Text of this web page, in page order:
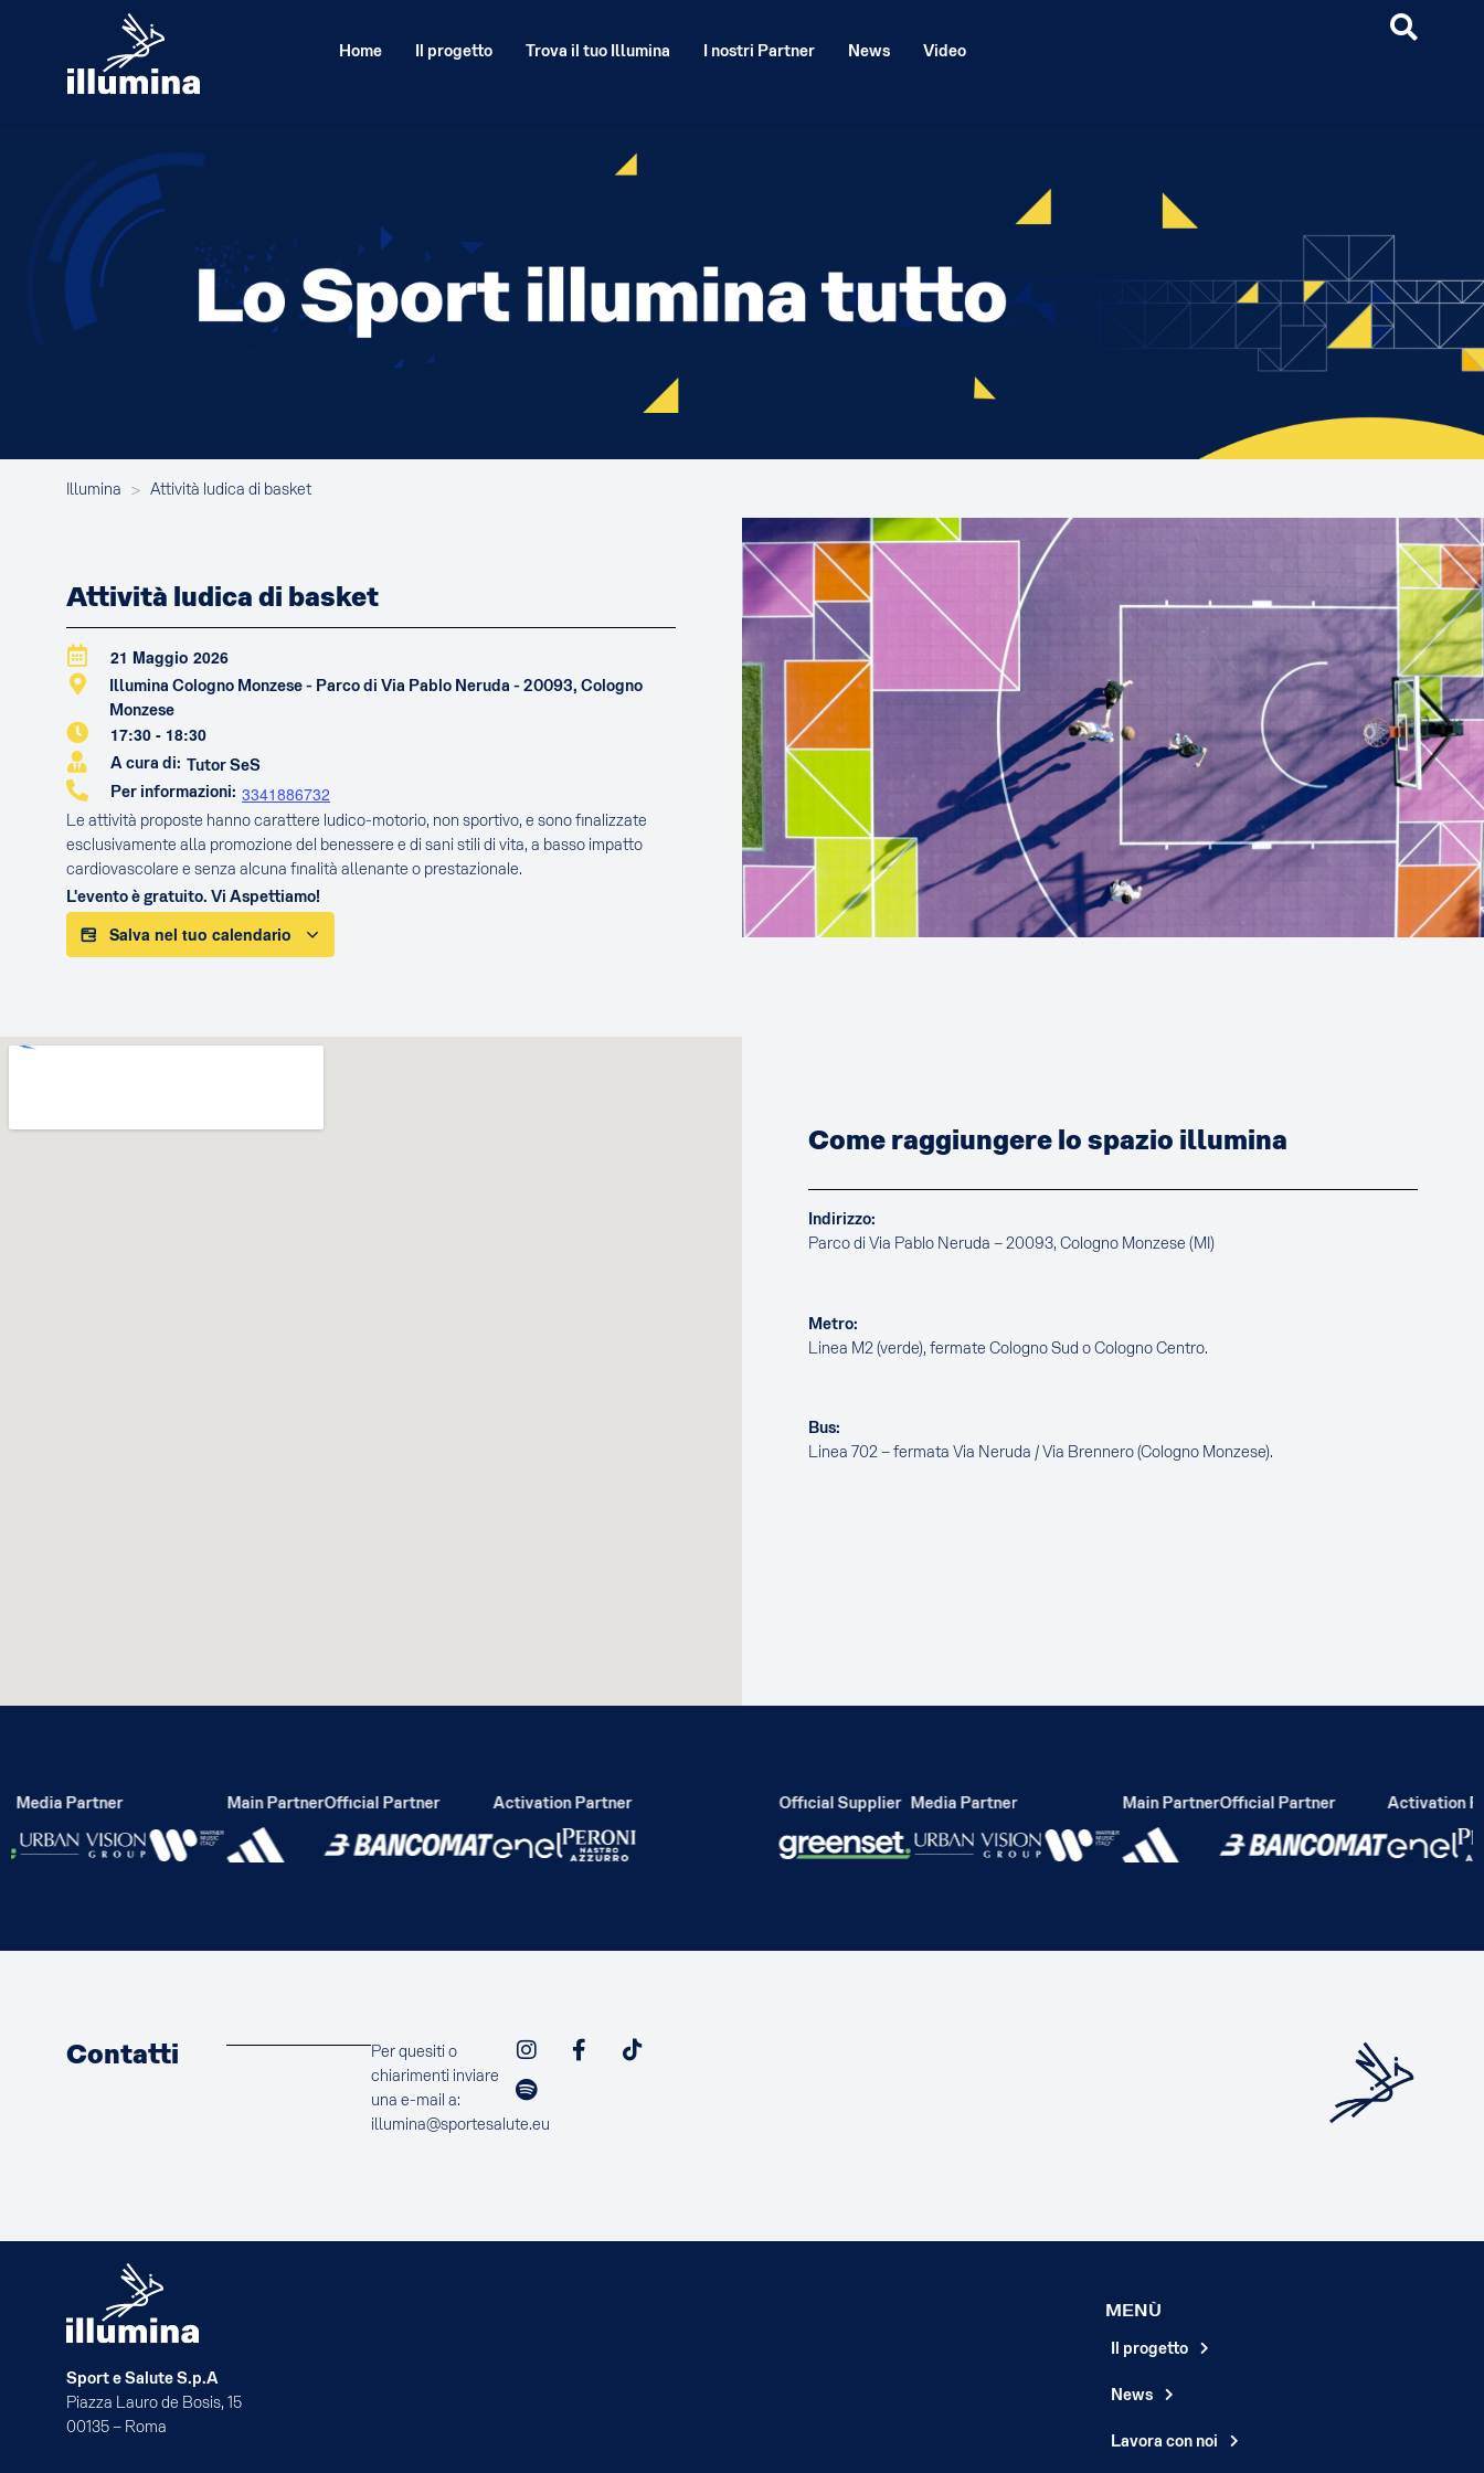
Home Il progetto Trova il tuo Illumina I nostri Partner News Video
Illumina > Attività ludica di basket
Attività ludica di basket
21 Maggio 2026
Illumina Cologno Monzese - Parco di Via Pablo Neruda - 20093, Cologno
Monzese
17:30 - 18:30
A cura di: Tutor SeS
Per informazioni: 3341886732
Le attività proposte hanno carattere ludico-motorio, non sportivo, e sono finalizzate
esclusivamente alla promozione del benessere e di sani stili di vita, a basso impatto
cardiovascolare e senza alcuna finalità allenante o prestazionale.
L'evento è gratuito. Vi Aspettiamo!
Salva nel tuo calendario
Come raggiungere lo spazio illumina
Indirizzo:
Parco di Via Pablo Neruda – 20093, Cologno Monzese (MI)
Metro:
Linea M2 (verde), fermate Cologno Sud o Cologno Centro.
Bus:
Linea 702 – fermata Via Neruda / Via Brennero (Cologno Monzese).
Media Partner Main PartnerOfficial Partner Activation Partner Official Supplier Media Partner Main PartnerOfficial Partner Activation
Contatti
Per quesiti o
chiarimenti inviare
una e-mail a:
illumina@sportesalute.eu
Sport e Salute S.p.A
Piazza Lauro de Bosis, 15
00135 – Roma
MENÙ
Il progetto
News
Lavora con noi